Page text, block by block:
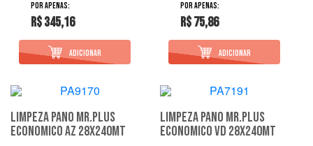
R$ 345,16 R$ 75,86
Limpeza Pano Mr.Plus
Economico Az 28X240Mt
Limpeza Pano Mr.Plus
Economico Vd 28X240Mt